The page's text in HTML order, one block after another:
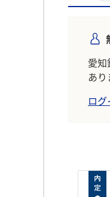
愛知
あり
ロ